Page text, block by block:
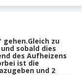
zu
sobald dies
des Aufheizens
ist die
und 2